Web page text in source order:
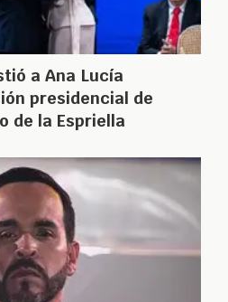
a Ana Lucía
presidencial de
de la Espriella